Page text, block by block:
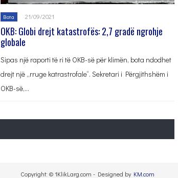
Bota 21/09/2021
OKB: Globi drejt katastrofës: 2,7 gradë ngrohje
globale
Sipas një raporti të ri të OKB-së për klimën, bota ndodhet
drejt një „rruge katrastrofale“. Sekretari i Përgjithshëm i
OKB-së,…
Copyright: © 1KlikLarg.com - Designed by KM.com